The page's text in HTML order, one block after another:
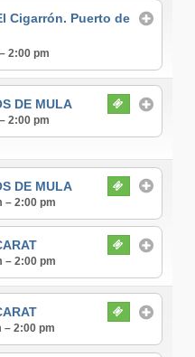
Cigarrón. Puerto de
2:00 pm
DE MULA
2:00 pm
DE MULA
– 2:00 pm
– 2:00 pm
– 2:00 pm